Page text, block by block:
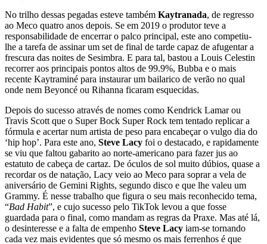
No trilho dessas pegadas esteve também Kaytranada, de regresso
ao Meco quatro anos depois. Se em 2019 o produtor teve a
responsabilidade de encerrar o palco principal, este ano competiu-
lhe a tarefa de assinar um set de final de tarde capaz de afugentar a
frescura das noites de Sesimbra. E para tal, bastou a Louis Celestin
recorrer aos principais pontos altos de 99.9%, Bubba e o mais
recente Kaytraminé para instaurar um bailarico de verão no qual
onde nem Beyoncé ou Rihanna ficaram esquecidas.
Depois do sucesso através de nomes como Kendrick Lamar ou
Travis Scott que o Super Bock Super Rock tem tentado replicar a
fórmula e acertar num artista de peso para encabeçar o vulgo dia do
‘hip hop’. Para este ano, Steve Lacy foi o destacado, e rapidamente
se viu que faltou gabarito ao norte-americano para fazer jus ao
estatuto de cabeça de cartaz. De óculos de sol muito dúbios, quase a
recordar os de natação, Lacy veio ao Meco para soprar a vela de
aniversário de Gemini Rights, segundo disco e que lhe valeu um
Grammy. É nesse trabalho que figura o seu mais reconhecido tema,
“Bad Habit”, e cujo sucesso pelo TikTok levou a que fosse
guardada para o final, como mandam as regras da Praxe. Mas até lá,
o desinteresse e a falta de empenho Steve Lacy iam-se tornando
cada vez mais evidentes que só mesmo os mais ferrenhos é que